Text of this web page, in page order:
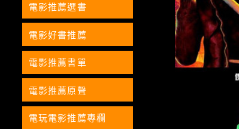
電影推薦選書
電影好書推薦
電影推薦書單
電影推薦原聲
電玩電影推薦專欄